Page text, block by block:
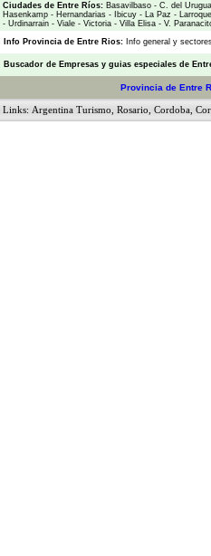
Ciudades de Entre Ríos: Basavilbaso - C. del
Hasenkamp - Hernandarias - Ibicuy - La Paz - Larroque
- Urdinarrain - Viale - Victoria - Villa Elisa - V.
Info Provincia de Entre Rios: Info general y
Buscador de Empresas y guias especiales de
Provincia de Entre
Links: Argentina Turismo Rosario Cordoba